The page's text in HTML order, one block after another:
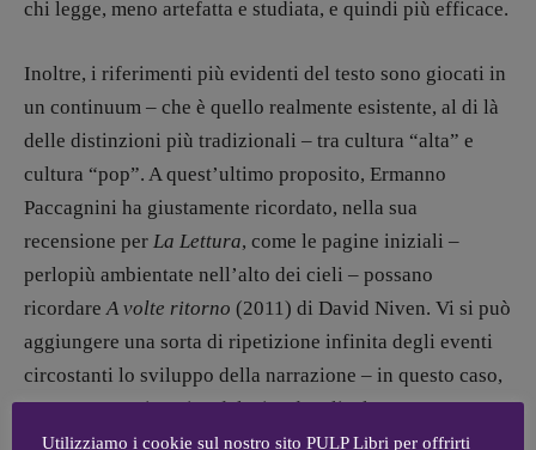
Coordinamento Fumetti:
[fabio.malagnini@gmail.com]
Coordinamento Pulp for kids e social
media:
[valentina.marcoli@gmail.com]
ARCHIVIO E AUTORI
chi legge, meno artefatta e studiata, e quindi più efficace.
Inoltre, i riferimenti più evidenti del testo sono giocati in
un continuum – che è quello realmente esistente, al di là
delle distinzioni più tradizionali – tra cultura “alta” e
cultura “pop”. A quest’ultimo proposito, Ermanno
Paccagnini ha giustamente ricordato, nella sua
recensione per La Lettura, come le pagine iniziali –
perlopiù ambientate nell’alto dei cieli – possano
ricordareA volte ritorno (2011) di David Niven. Vi si può
aggiungere una sorta di ripetizione infinita degli eventi
circostanti lo sviluppo della narrazione – in questo caso,
una tappa tragicomica del Giro d’Italia, lungamente
sorvegliata dagli elicotteri che sorvolano la città – che
Utilizziamo i cookie sul nostro sito PULP Libri per offrirti